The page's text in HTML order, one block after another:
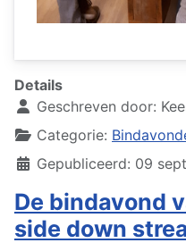
Details
Geschreven door:
Categorie:
Gepubliceerd: 09
De bindavond
side down